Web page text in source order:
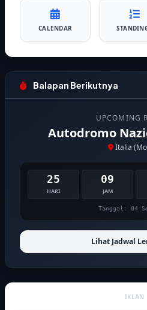
CALENDAR
Balapan Berikutnya
UPCOMING
Autodromo
Italia
25
HARI
09
JAM
Tanggal: 04
Lihat Jadwal
IKLAN